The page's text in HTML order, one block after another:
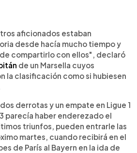
aficionados estaban
desde hacía mucho tiempo y
compartirlo con ellos", declaró
de un Marsella cuyos
la clasificación como si hubiesen
derrotas y un empate en Ligue 1
parecía haber enderezado el
triunfos, pueden entrarle las
martes, cuando recibirá en el
de París al Bayern en la ida de